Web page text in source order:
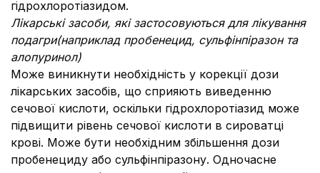
гідрохлоротіазидом.
Лікарські засоби, які застосовуються для лікування
подагри(наприклад пробенецид, сульфінпіразон та
алопуринол)
Може виникнути необхідність у корекції дози
лікарських засобів, що сприяють виведенню
сечової кислоти, оскільки гідрохлоротіазид може
підвищити рівень сечової кислоти в сироватці
крові. Може бути необхідним збільшення дози
пробенециду або сульфінпіразону. Одночасне